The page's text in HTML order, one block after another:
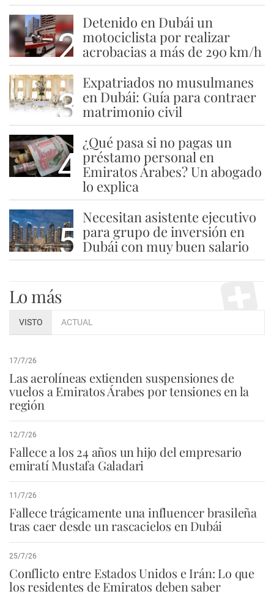
2
Detenido en Dubái un
motociclista por realizar
acrobacias a más de 290 km/h
3
Expatriados no musulmanes
en Dubái: Guía para contraer
matrimonio civil
4
¿Qué pasa si no pagas un
préstamo personal en
Emiratos Árabes? Un abogado
lo explica
5
Necesitan asistente ejecutivo
para grupo de inversión en
Dubái con muy buen salario
Lo más
VISTO ACTUAL
17/7/26
Las aerolíneas extienden suspensiones de
vuelos a Emiratos Árabes por tensiones en la
región
12/7/26
Fallece a los 24 años un hijo del empresario
emiratí Mustafa Galadari
11/7/26
Fallece trágicamente una influencer brasileña
tras caer desde un rascacielos en Dubái
25/7/26
Conflicto entre Estados Unidos e Irán: Lo que
los residentes de Emiratos deben saber